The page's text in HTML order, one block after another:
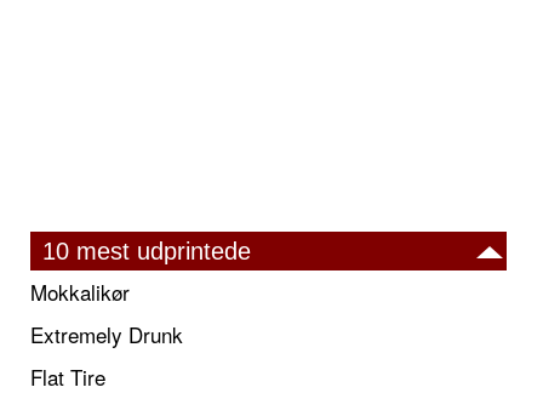
10 mest udprintede
Mokkalikør
Extremely Drunk
Flat Tire